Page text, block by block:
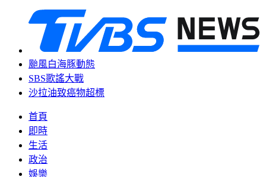
颱風白海豚動態
SBS歌謠大戰
沙拉油致癌物超標
首頁
即時
生活
政治
娛樂